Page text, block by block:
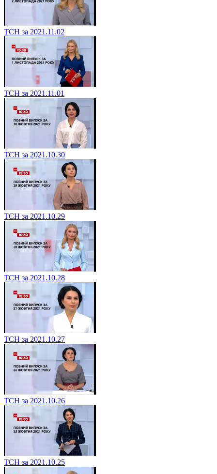
ТСН за 2021.11.02
ТСН за 2021.11.01
ТСН за 2021.10.30
ТСН за 2021.10.29
ТСН за 2021.10.28
ТСН за 2021.10.27
ТСН за 2021.10.26
ТСН за 2021.10.25